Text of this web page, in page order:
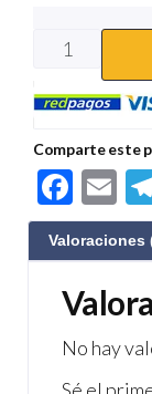
Comparte este
F
ac
e
b
o
o
E
m
ail
Valoraciones
No hay